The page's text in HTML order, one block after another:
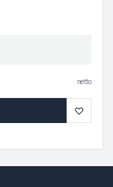
netto
♡